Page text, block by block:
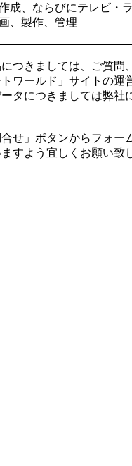
成、ならびにテレビ・
、製作、管理
つきましては、ご質問
ワールド」サイトの
タにつきましては弊社
せ」ボタンからフォ
すよう宜しくお願い致